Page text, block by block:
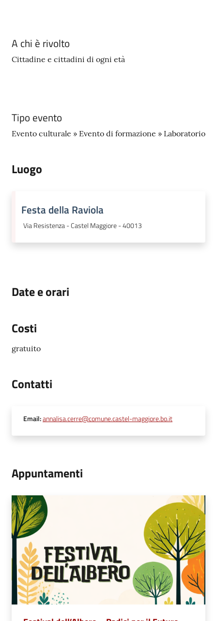
A chi è rivolto
Cittadine e cittadini di ogni età
Tipo evento
Evento culturale » Evento di formazione » Laboratorio
Luogo
Festa della Raviola
Via Resistenza - Castel Maggiore - 40013
Date e orari
Costi
gratuito
Contatti
Email:annalisa.cerre@comune.castel-maggiore.bo.it
Appuntamenti